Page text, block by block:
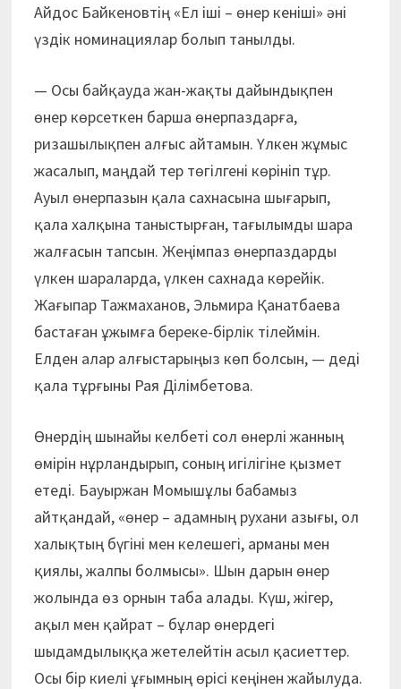
Айдос Байкеновтің «Ел іші – өнер кеніші» әні
үздік номинациялар болып танылды.
— Осы байқауда жан-жақты дайындықпен
өнер көрсеткен барша өнерпаздарға,
ризашылықпен алғыс айтамын. Үлкен жұмыс
жасалып, маңдай тер төгілгені көрініп тұр.
Ауыл өнерпазын қала сахнасына шығарып,
қала халқына таныстырған, тағылымды шара
жалғасын тапсын. Жеңімпаз өнерпаздарды
үлкен шараларда, үлкен сахнада көрейік.
Жағыпар Тажмаханов, Эльмира Қанатбаева
бастаған ұжымға береке-бірлік тілеймін.
Елден алар алғыстарыңыз көп болсын, — деді
қала тұрғыны Рая Ділімбетова.
Өнердің шынайы келбеті сол өнерлі жанның
өмірін нұрландырып, соның игілігіне қызмет
етеді. Бауыржан Момышұлы бабамыз
айтқандай, «өнер – адамның рухани азығы, ол
халықтың бүгіні мен келешегі, арманы мен
қиялы, жалпы болмысы». Шын дарын өнер
жолында өз орнын таба алады. Күш, жігер,
ақыл мен қайрат – бұлар өнердегі
шыдамдылыққа жетелейтін асыл қасиеттер.
Осы бір киелі ұғымның өрісі кеңінен жайылуда.